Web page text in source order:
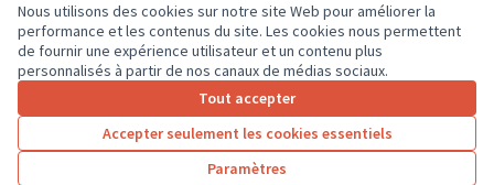
Nous utilisons des cookies sur notre site Web pour améliorer la
performance et les contenus du site. Les cookies nous permettent
de fournir une expérience utilisateur et un contenu plus
personnalisés à partir de nos canaux de médias sociaux.
Tout accepter
Accepter seulement les cookies essentiels
Paramètres
Conditions d'utilisation
Paramètres des cookies
CD37 sur X
(Lien externe)
CD37 sur Facebook
CD37 sur Instagram
CD37 sur YouTube
(Lien externe)
Site réalisé grâce au
Licence
(Lien